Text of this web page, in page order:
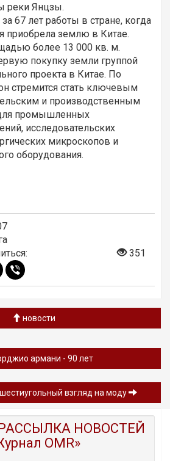
реки Янцзы.
67 лет работы в стране, когда
приобрела землю в Китае.
более 13 000 кв. м.
покупку земли группой
проекта в Китае. По
стремится стать ключевым
и производственным
промышленных
исследовательских
микроскопов и
оборудования.
351
новости
армани - 90 лет
взгляд на моду
НОВОСТЕЙ
OMR»